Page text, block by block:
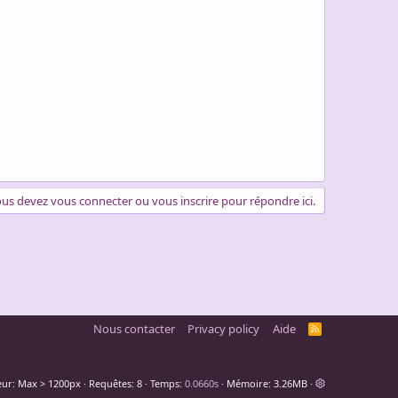
devez vous connecter ou vous inscrire pour répondre ici.
Nous contacter Privacy policy Aide
R
Requêtes 8 Temps 0.0660s Mémoire 3.26MB